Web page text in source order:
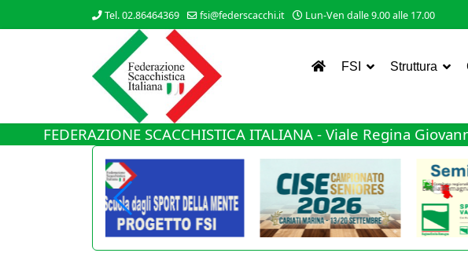
Tel. 02.86464369 fsi@federscacchi.it Lun-Ven dalle 9.00 alle 17.00
FSI Struttura
FEDERAZIONE SCACCHISTICA ITALIANA - Viale Regina